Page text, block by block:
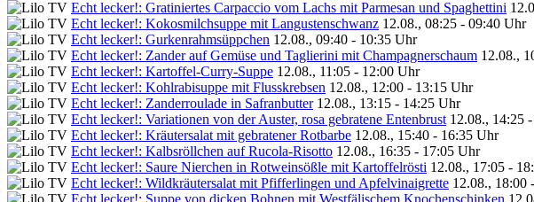
Echt lecker!: Gratiniertes Carpaccio vom Lachs mit Parmesan und Spaghettini
Echt lecker!: Kokosmilchsuppe mit Langustenschwanz 12.08., 08:25 - 09:40 Uhr
Echt lecker!: Gurkenrahmsüppchen 12.08., 09:40 - 10:35 Uhr
Echt lecker!: Zander auf Gemüse und Taglierini mit Champagnerschaum 12.08.,
Echt lecker!: Kartoffel-Curry-Suppe 12.08., 11:05 - 12:00 Uhr
Echt lecker!: Kohlrabisuppe mit Flusskrebsen 12.08., 12:00 - 13:15 Uhr
Echt lecker!: Zanderroulade in Safranbutter 12.08., 13:15 - 14:25 Uhr
Echt lecker!: Variationen von der Auster, rosa gebratene Entenbrust 12.08., 14:25
Echt lecker!: Kräutersalat mit gebratener Rotbarbe 12.08., 15:40 - 16:35 Uhr
Echt lecker!: Kalbsröllchen auf Rucola-Risotto 12.08., 16:35 - 17:05 Uhr
Echt lecker!: Saure Nierchen in Rotweinsößle mit Kartoffelrösti 12.08., 17:05 -
Echt lecker!: Wildkräutersalat mit Pfifferlingen und Apfelvinaigrette 12.08., 18:00
Echt lecker!: Suppe von dicken Bohnen mit Westfälischem Knochenschinken